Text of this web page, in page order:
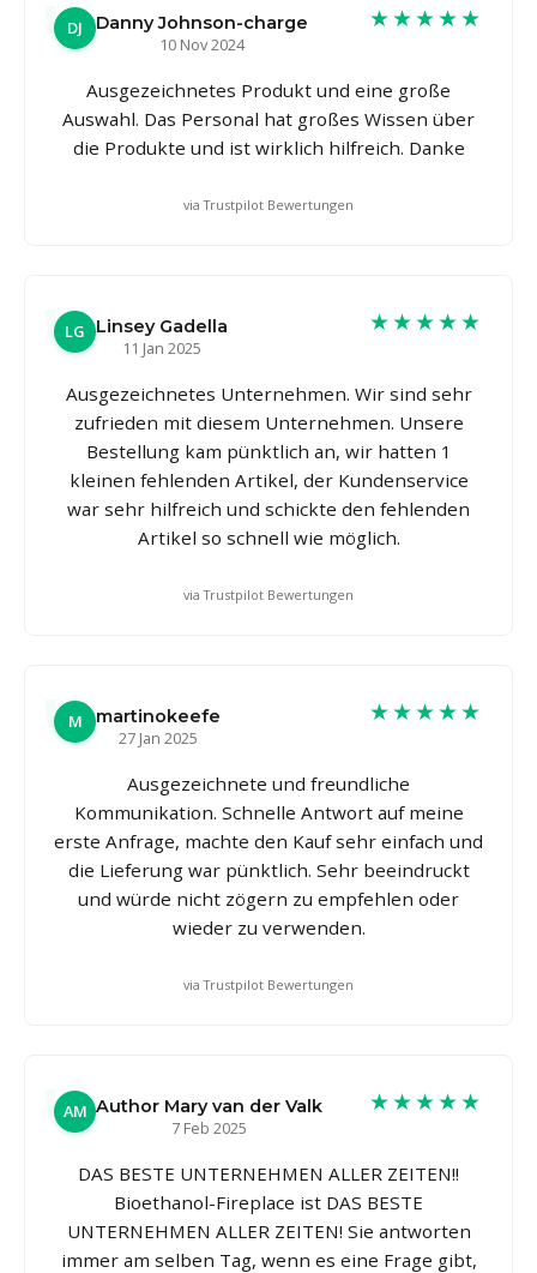
DJ
Danny Johnson-charge
10 Nov 2024
★★★★★
Ausgezeichnetes Produkt und eine große
Auswahl. Das Personal hat großes Wissen über
die Produkte und ist wirklich hilfreich. Danke
via Trustpilot Bewertungen
LG
Linsey Gadella
11 Jan 2025
★★★★★
Ausgezeichnetes Unternehmen. Wir sind sehr
zufrieden mit diesem Unternehmen. Unsere
Bestellung kam pünktlich an, wir hatten 1
kleinen fehlenden Artikel, der Kundenservice
war sehr hilfreich und schickte den fehlenden
Artikel so schnell wie möglich.
via Trustpilot Bewertungen
M
martinokeefe
27 Jan 2025
★★★★★
Ausgezeichnete und freundliche
Kommunikation. Schnelle Antwort auf meine
erste Anfrage, machte den Kauf sehr einfach und
die Lieferung war pünktlich. Sehr beeindruckt
und würde nicht zögern zu empfehlen oder
wieder zu verwenden.
via Trustpilot Bewertungen
AM Author Mary van der Valk
7 Feb 2025
★★★★★
DAS BESTE UNTERNEHMEN ALLER ZEITEN!!
Bioethanol-Fireplace ist DAS BESTE
UNTERNEHMEN ALLER ZEITEN! Sie antworten
immer am selben Tag, wenn es eine Frage gibt,